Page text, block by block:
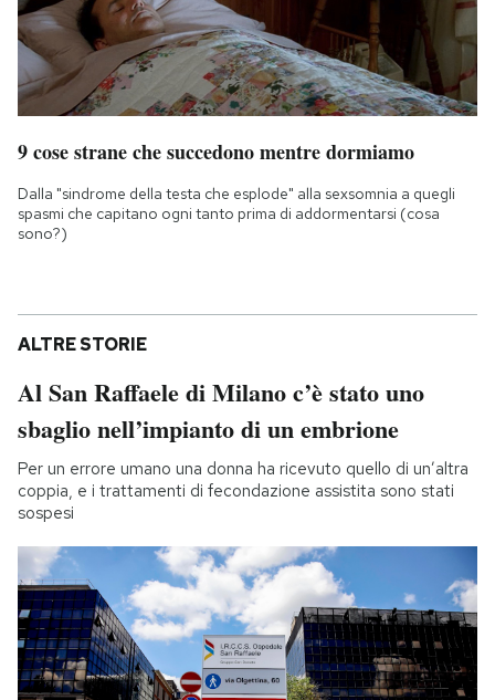
9 cose strane che succedono mentre dormiamo
Dalla "sindrome della testa che esplode" alla sexsomnia a quegli
spasmi che capitano ogni tanto prima di addormentarsi (cosa
sono?)
ALTRE STORIE
Al San Raffaele di Milano c’è stato uno
sbaglio nell’impianto di un embrione
Per un errore umano una donna ha ricevuto quello di un’altra
coppia, e i trattamenti di fecondazione assistita sono stati
sospesi